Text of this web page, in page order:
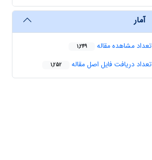
آمار
تعداد مشاهده مقاله 1,249
تعداد دریافت فایل اصل مقاله 1,252